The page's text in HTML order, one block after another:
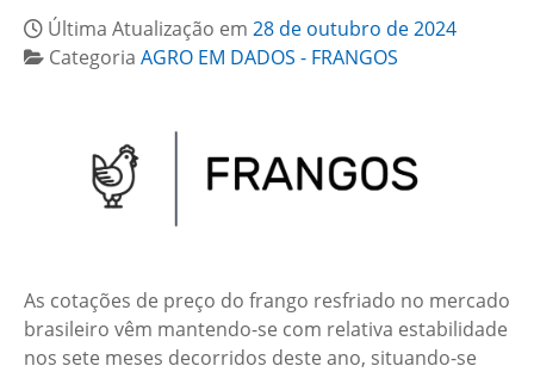
Última Atualização em 28 de outubro de 2024
Categoria AGRO EM DADOS - FRANGOS
As cotações de preço do frango resfriado no mercado
brasileiro vêm mantendo-se com relativa estabilidade
nos sete meses decorridos deste ano, situando-se